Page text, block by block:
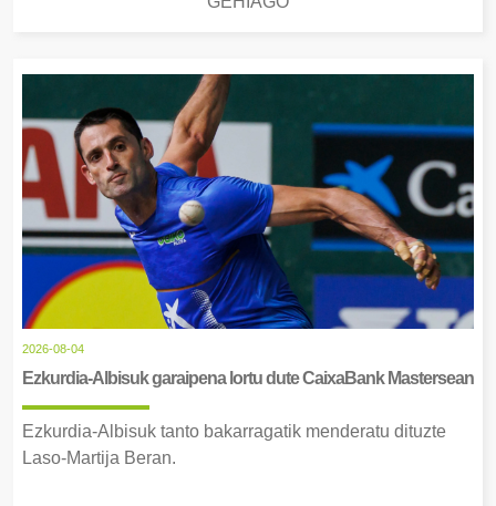
2026-08-04
Ezkurdia-Albisuk garaipena lortu dute CaixaBank Mastersean
Ezkurdia-Albisuk tanto bakarragatik menderatu dituzte
Laso-Martija Beran.